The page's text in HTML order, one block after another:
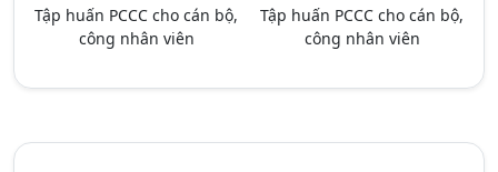
Tập huấn PCCC cho cán bộ,
công nhân viên
Tập huấn PCCC cho cán bộ,
công nhân viên